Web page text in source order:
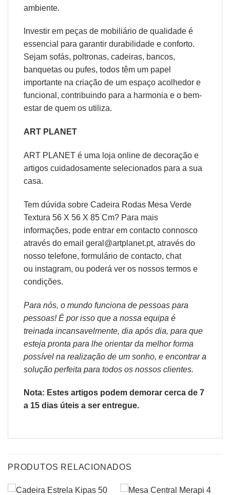
ambiente.
Investir em peças de mobiliário de qualidade é
essencial para garantir durabilidade e conforto.
Sejam sofás, poltronas, cadeiras, bancos,
banquetas ou pufes, todos têm um papel
importante na criação de um espaço acolhedor e
funcional, contribuindo para a harmonia e o bem-
estar de quem os utiliza.
ART PLANET
ART PLANET é uma loja online de decoração e
artigos cuidadosamente selecionados para a sua
casa.
Tem dúvida sobre Cadeira Rodas Mesa Verde
Textura 56 X 56 X 85 Cm? Para mais
informações, pode entrar em contacto connosco
através do email geral@artplanet.pt, através do
nosso telefone, formulário de contacto, chat
ou instagram, ou poderá ver os nossos termos e
condições.
Para nós, o mundo funciona de pessoas para
pessoas! É por isso que a nossa equipa é
treinada incansavelmente, dia após dia, para que
esteja pronta para lhe orientar da melhor forma
possível na realização de um sonho, e encontrar a
solução perfeita para todos os nossos clientes.
Nota: Estes artigos podem demorar cerca de 7
a 15 dias úteis a ser entregue.
PRODUTOS RELACIONADOS